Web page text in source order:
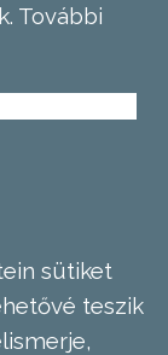
További
sütiket
teszik